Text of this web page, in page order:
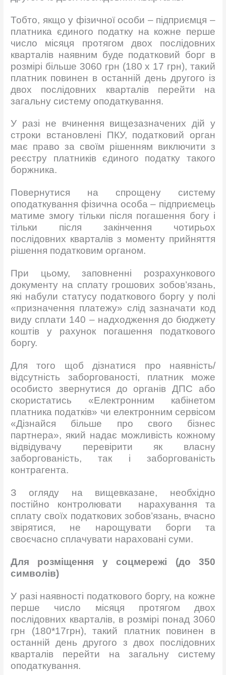
Тобто, якщо у фізичної особи – підприємця –
платника єдиного податку на кожне перше
число місяця протягом двох послідовних
кварталів наявним буде податковий борг в
розмірі більше 3060 грн (180 х 17 грн), такий
платник повинен в останній день другого із
двох послідовних кварталів перейти на
загальну систему оподаткування.
У разі не вчинення вищезазначених дій у
строки встановлені ПКУ, податковий орган
має право за своїм рішенням виключити з
реєстру платників єдиного податку такого
боржника.
Повернутися на спрощену систему
оподаткування фізична особа – підприємець
матиме змогу тільки після погашення богу і
тільки після закінчення чотирьох
послідовних кварталів з моменту прийняття
рішення податковим органом.
При цьому, заповненні розрахункового
документу на сплату грошових зобов’язань,
які набули статусу податкового боргу у полі
«призначення платежу» слід зазначати код
виду сплати 140 – надходження до бюджету
коштів у рахунок погашення податкового
боргу.
Для того щоб дізнатися про наявність/
відсутність заборгованості, платник може
особисто звернутися до органів ДПС або
скористатись «Електронним кабінетом
платника податків» чи електронним сервісом
«Дізнайся більше про свого бізнес
партнера», який надає можливість кожному
відвідувачу перевірити як власну
заборгованість, так і заборгованість
контрагента.
З огляду на вищевказане, необхідно
постійно контролювати нарахування та
сплату своїх податкових зобов’язань, вчасно
звірятися, не нарощувати борги та
своєчасно сплачувати нараховані суми.
Для розміщення у соцмережі (до 350
символів)
У разі наявності податкового боргу, на кожне
перше число місяця протягом двох
послідовних кварталів, в розмірі понад 3060
грн (180*17грн), такий платник повинен в
останній день другого з двох послідовних
кварталів перейти на загальну систему
оподаткування.